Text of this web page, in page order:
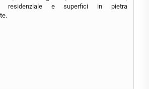
residenziale e superfici in pietra